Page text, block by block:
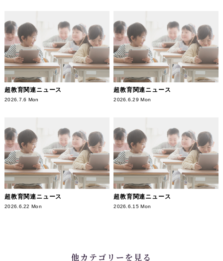
超教育関連ニュース
2026.7.6 Mon
超教育関連ニュース
2026.6.29 Mon
超教育関連ニュース
2026.6.22 Mon
超教育関連ニュース
2026.6.15 Mon
他カテゴリーを見る